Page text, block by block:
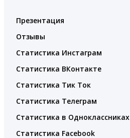
Презентация
Отзывы
Статистика Инстаграм
Статистика ВКонтакте
Статистика Тик Ток
Статистика Телеграм
Статистика в Одноклассниках
Статистика Facebook